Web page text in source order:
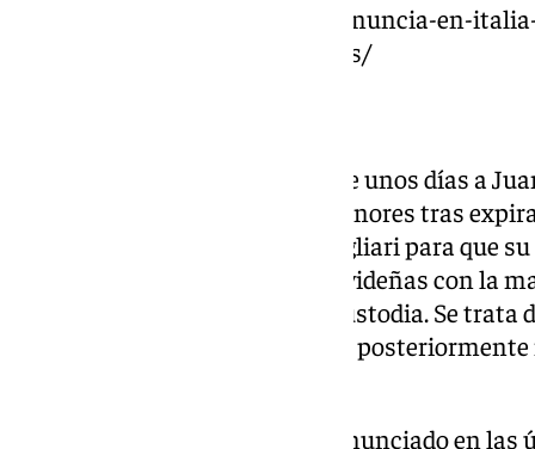
https://www.101tv.es/arcuri-denuncia-en-
menor-por-parte-de-juana-rivas/
Francesco Arcuri denunció hace unos días a
italianos por sustracción de menores tras
por la Corte de Apelación de Cagliari para que
después de pasar las fiestas navideñas con la
momento él tiene la guarda y custodia. Se
Juana Rivas ya fue condenada y
Por su parte, Juana Rivas ha denunciado en